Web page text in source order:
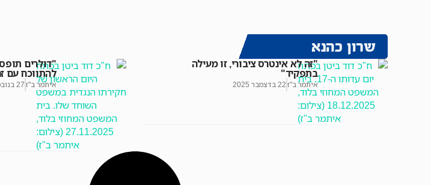
שרון כהנא
"זה לא אינטרס ציבורי, זו מעילה
בתפקיד"
איתמר ב"ז22 בדצמבר 2025
"דולרים
להתווכח עם
איתמר ב"ז27 בנובמבר 2025